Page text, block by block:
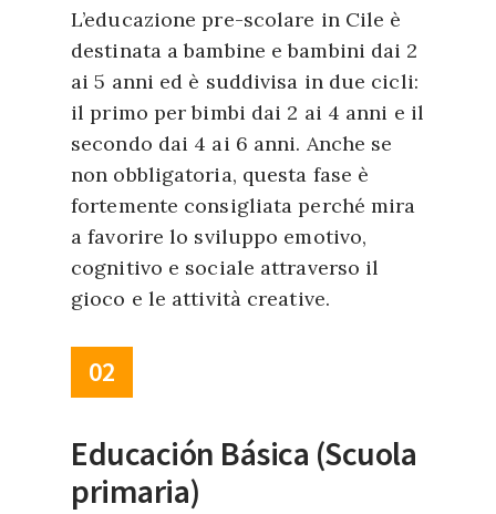
L’educazione pre-scolare in Cile è
destinata a bambine e bambini dai 2
ai 5 anni ed è suddivisa in due cicli:
il primo per bimbi dai 2 ai 4 anni e il
secondo dai 4 ai 6 anni. Anche se
non obbligatoria, questa fase è
fortemente consigliata perché mira
a favorire lo sviluppo emotivo,
cognitivo e sociale attraverso il
gioco e le attività creative.
02
Educación Básica (Scuola
primaria)